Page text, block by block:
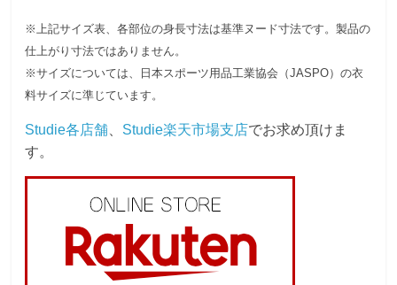
※上記サイズ表、各部位の身長寸法は基準ヌード寸法です。製品の
仕上がり寸法ではありません。
※サイズについては、日本スポーツ用品工業協会（JASPO）の衣
料サイズに準じています。
Studie各店舗、 Studie楽天市場支店でお求め頂けま
す。